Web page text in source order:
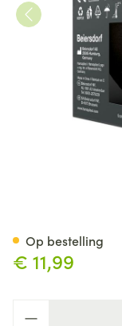
€ 11,99
Op bestelling